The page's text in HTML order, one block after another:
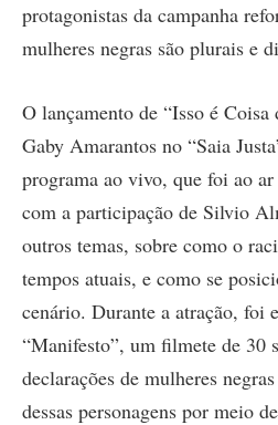
protagonistas da campanha
mulheres negras são plurais e
O lançamento de “Isso é
Gaby Amarantos no “Saia
programa ao vivo, que foi ao
com a participação de Silvio
outros temas, sobre como o
tempos atuais, e como se
cenário. Durante a atração, foi
“Manifesto”, um filmete de 30
declarações de mulheres
dessas personagens por meio